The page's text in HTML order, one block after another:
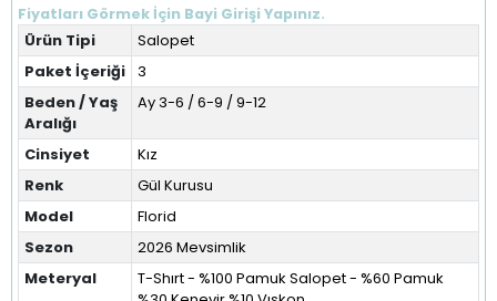
Fiyatları Görmek İçin Bayi Girişi Yapınız.
Ürün Tipi
Salopet
Paket İçeriği 3
Beden / Yaş
Aralığı
Ay 3-6 / 6-9 / 9-12
Cinsiyet
Kız
Renk
Gül Kurusu
Model
Florid
Sezon
2026 Mevsimlik
Meteryal
T-Shırt - %100 Pamuk Salopet - %60 Pamuk